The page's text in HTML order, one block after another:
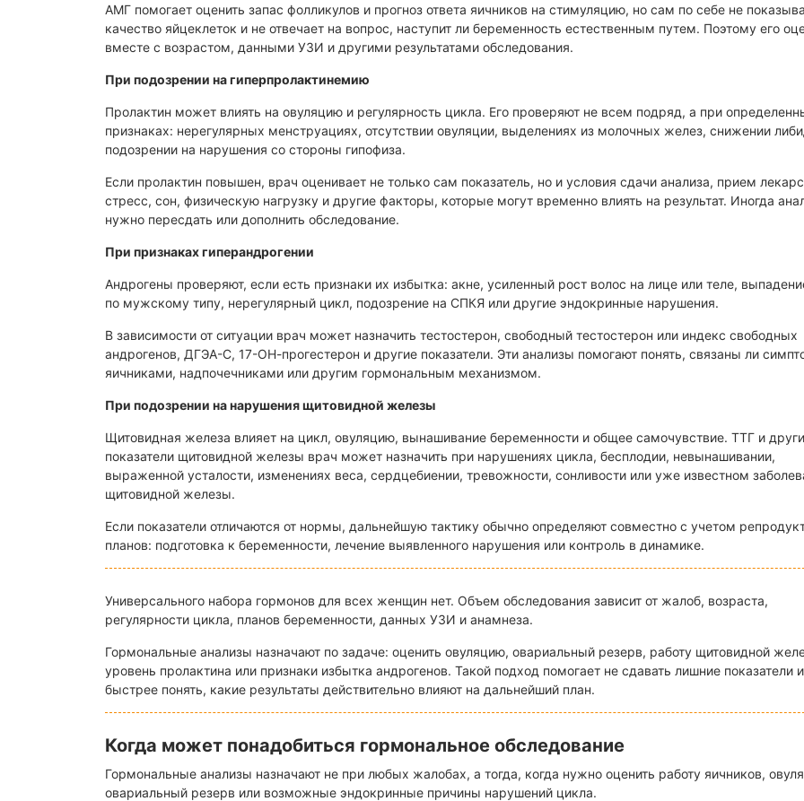
АМГ помогает оценить запас фолликулов и прогноз ответа яичников на стимуляцию, но сам по себе не
качество яйцеклеток и не отвечает на вопрос, наступит ли беременность естественным путем. Поэтому его
вместе с возрастом, данными УЗИ и другими результатами обследования.
При подозрении на гиперпролактинемию
Пролактин может влиять на овуляцию и регулярность цикла. Его проверяют не всем подряд, а при
признаках: нерегулярных менструациях, отсутствии овуляции, выделениях из молочных желез, снижении
подозрении на нарушения со стороны гипофиза.
Если пролактин повышен, врач оценивает не только сам показатель, но и условия сдачи анализа, прием
стресс, сон, физическую нагрузку и другие факторы, которые могут временно влиять на результат. Иногда
нужно пересдать или дополнить обследование.
При признаках гиперандрогении
Андрогены проверяют, если есть признаки их избытка: акне, усиленный рост волос на лице или теле,
по мужскому типу, нерегулярный цикл, подозрение на СПКЯ или другие эндокринные нарушения.
В зависимости от ситуации врач может назначить тестостерон, свободный тестостерон или индекс свободных
андрогенов, ДГЭА-С, 17-ОН-прогестерон и другие показатели. Эти анализы помогают понять, связаны ли
яичниками, надпочечниками или другим гормональным механизмом.
При подозрении на нарушения щитовидной железы
Щитовидная железа влияет на цикл, овуляцию, вынашивание беременности и общее самочувствие. ТТГ и
показатели щитовидной железы врач может назначить при нарушениях цикла, бесплодии, невынашивании,
выраженной усталости, изменениях веса, сердцебиении, тревожности, сонливости или уже известном
щитовидной железы.
Если показатели отличаются от нормы, дальнейшую тактику обычно определяют совместно с учетом
планов: подготовка к беременности, лечение выявленного нарушения или контроль в динамике.
Универсального набора гормонов для всех женщин нет. Объем обследования зависит от жалоб, возраста,
регулярности цикла, планов беременности, данных УЗИ и анамнеза.
Гормональные анализы назначают по задаче: оценить овуляцию, овариальный резерв, работу щитовидной
уровень пролактина или признаки избытка андрогенов. Такой подход помогает не сдавать лишние показатели и
быстрее понять, какие результаты действительно влияют на дальнейший план.
Когда может понадобиться гормональное обследование
Гормональные анализы назначают не при любых жалобах, а тогда, когда нужно оценить работу яичников,
овариальный резерв или возможные эндокринные причины нарушений цикла.